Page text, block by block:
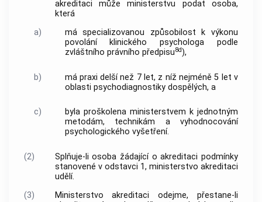
akreditaci může ministerstvu podat osoba,
která
a)
má specializovanou způsobilost k výkonu
povolání klinického psychologa podle
zvláštního právního předpisu8d),
b)
má praxi delší než 7 let, z níž nejméně 5 let v
oblasti psychodiagnostiky dospělých, a
c)
byla proškolena ministerstvem k jednotným
metodám, technikám a vyhodnocování
psychologického vyšetření.
(2)
Splňuje-li osoba žádající o akreditaci podmínky
stanovené v odstavci 1, ministerstvo akreditaci
udělí.
(3)
Ministerstvo akreditaci odejme, přestane-li